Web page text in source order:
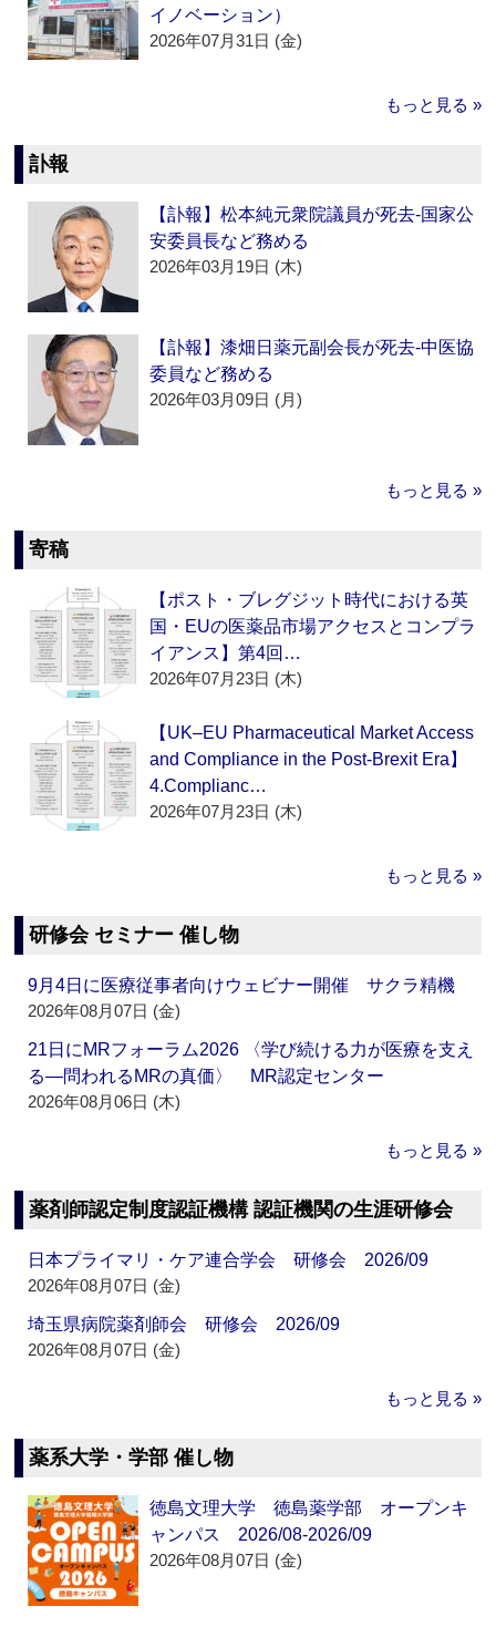
イノベーション）
2026年07月31日 (金)
もっと見る »
訃報
【訃報】松本純元衆院議員が死去‐国家公
安委員長など務める
2026年03月19日 (木)
【訃報】漆畑日薬元副会長が死去‐中医協
委員など務める
2026年03月09日 (月)
もっと見る »
寄稿
【ポスト・ブレグジット時代における英
国・EUの医薬品市場アクセスとコンプラ
イアンス】第4回…
2026年07月23日 (木)
【UK–EU Pharmaceutical Market Access
and Compliance in the Post-Brexit Era】
4.Complianc…
2026年07月23日 (木)
もっと見る »
研修会 セミナー 催し物
9月4日に医療従事者向けウェビナー開催 サクラ精機
2026年08月07日 (金)
21日にMRフォーラム2026 〈学び続ける力が医療を支え
る―問われるMRの真価〉 MR認定センター
2026年08月06日 (木)
もっと見る »
薬剤師認定制度認証機構 認証機関の生涯研修会
日本プライマリ・ケア連合学会 研修会 2026/09
2026年08月07日 (金)
埼玉県病院薬剤師会 研修会 2026/09
2026年08月07日 (金)
もっと見る »
薬系大学・学部 催し物
徳島文理大学 徳島薬学部 オープンキ
ャンパス 2026/08-2026/09
2026年08月07日 (金)